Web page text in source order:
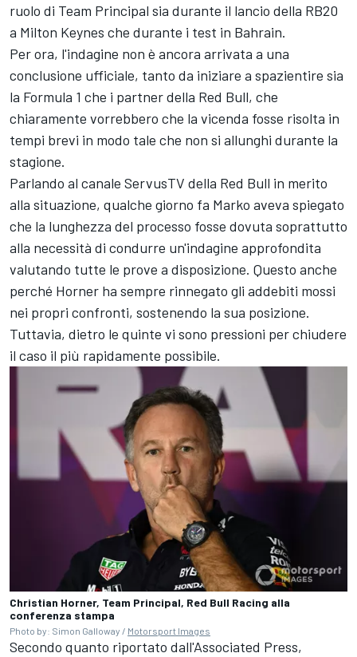
ruolo di Team Principal sia durante il lancio della RB20
a Milton Keynes che durante i test in Bahrain.
Per ora, l'indagine non è ancora arrivata a una
conclusione ufficiale, tanto da iniziare a spazientire sia
la Formula 1 che i partner della Red Bull, che
chiaramente vorrebbero che la vicenda fosse risolta in
tempi brevi in modo tale che non si allunghi durante la
stagione.
Parlando al canale ServusTV della Red Bull in merito
alla situazione, qualche giorno fa Marko aveva spiegato
che la lunghezza del processo fosse dovuta soprattutto
alla necessità di condurre un'indagine approfondita
valutando tutte le prove a disposizione. Questo anche
perché Horner ha sempre rinnegato gli addebiti mossi
nei propri confronti, sostenendo la sua posizione.
Tuttavia, dietro le quinte vi sono pressioni per chiudere
il caso il più rapidamente possibile.
Christian Horner, Team Principal, Red Bull Racing alla
conferenza stampa
Photo by: Simon Galloway / Motorsport Images
Secondo quanto riportato dall'Associated Press,